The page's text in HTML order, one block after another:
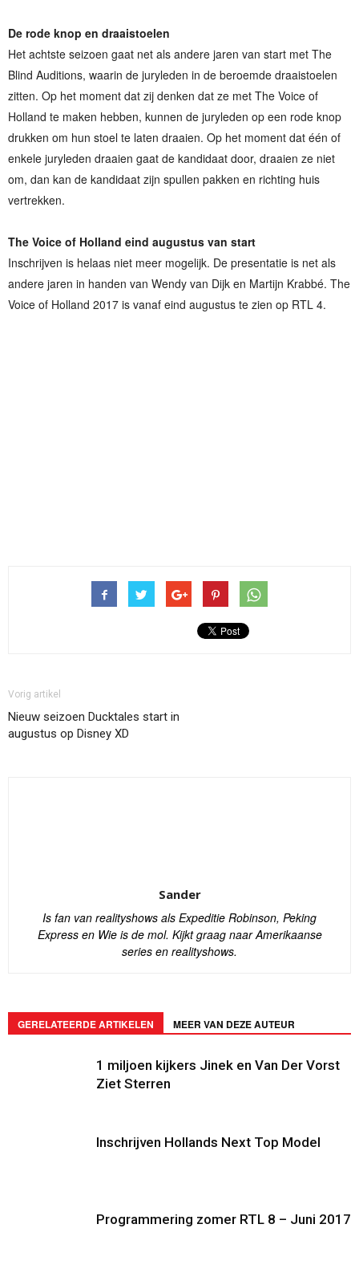
De rode knop en draaistoelen
Het achtste seizoen gaat net als andere jaren van start met The
Blind Auditions, waarin de juryleden in de beroemde draaistoelen
zitten. Op het moment dat zij denken dat ze met The Voice of
Holland te maken hebben, kunnen de juryleden op een rode knop
drukken om hun stoel te laten draaien. Op het moment dat één of
enkele juryleden draaien gaat de kandidaat door, draaien ze niet
om, dan kan de kandidaat zijn spullen pakken en richting huis
vertrekken.
The Voice of Holland eind augustus van start
Inschrijven is helaas niet meer mogelijk. De presentatie is net als
andere jaren in handen van Wendy van Dijk en Martijn Krabbé. The
Voice of Holland 2017 is vanaf eind augustus te zien op RTL 4.
Vorig artikel
Nieuw seizoen Ducktales start in
augustus op Disney XD
Sander
Is fan van realityshows als Expeditie Robinson, Peking
Express en Wie is de mol. Kijkt graag naar Amerikaanse
series en realityshows.
GERELATEERDE ARTIKELEN MEER VAN DEZE AUTEUR
1 miljoen kijkers Jinek en Van Der Vorst
Ziet Sterren
Inschrijven Hollands Next Top Model
Programmering zomer RTL 8 – Juni 2017